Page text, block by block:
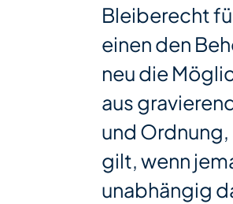
Bleiberecht
einen den
neu die
aus
und Ordnung,
gilt, wenn
unabhängig